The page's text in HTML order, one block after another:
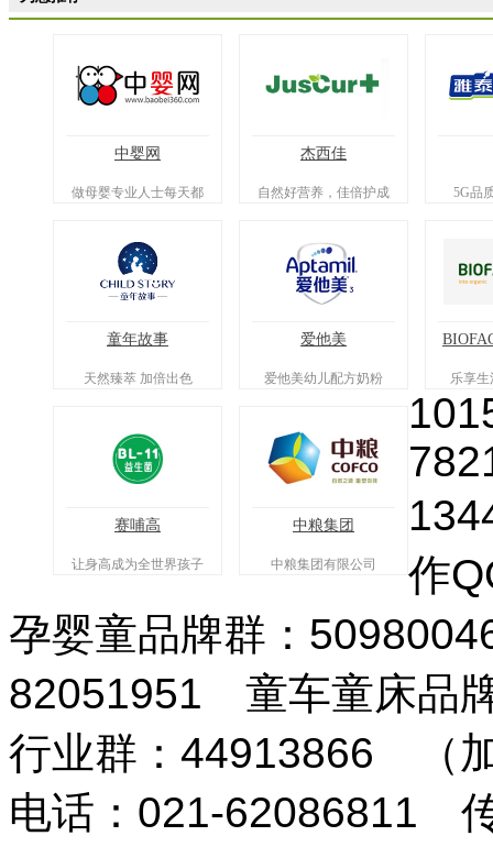
中婴网
做母婴专业人士每天都
杰西佳
自然好营养，佳倍护成
5G品
童年故事
天然臻萃 加倍出色
爱他美
爱他美幼儿配方奶粉 乐享
赛哺高
让身高成为全世界孩子
中粮集团
中粮集团有限公司
作
孕婴童品牌群：
82051951 童车童床品
行业群：44913866 （
电话：021-62086811